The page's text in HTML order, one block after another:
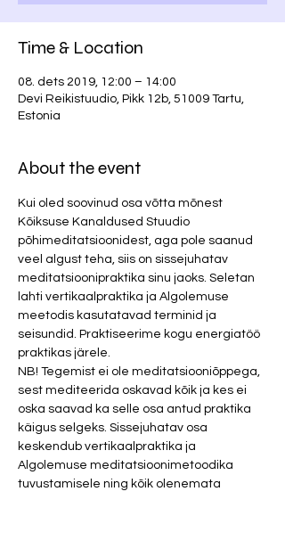
Time & Location
08. dets 2019, 12:00 – 14:00
Devi Reikistuudio, Pikk 12b, 51009 Tartu,
Estonia
About the event
Kui oled soovinud osa võtta mõnest
Kõiksuse Kanaldused Stuudio
põhimeditatsioonidest, aga pole saanud
veel algust teha, siis on sissejuhatav
meditatsioonipraktika sinu jaoks. Seletan
lahti vertikaalpraktika ja Algolemuse
meetodis kasutatavad terminid ja
seisundid. Praktiseerime kogu energiatöö
praktikas järele.
NB! Tegemist ei ole meditatsiooniõppega,
sest mediteerida oskavad kõik ja kes ei
oska saavad ka selle osa antud praktika
käigus selgeks. Sissejuhatav osa
keskendub vertikaalpraktika ja
Algolemuse meditatsioonimetoodika
tuvustamisele ning kõik olenemata